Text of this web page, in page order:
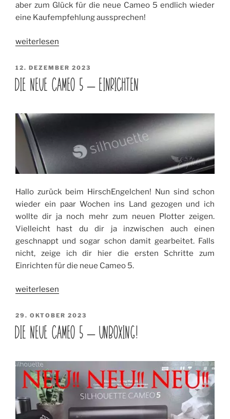
aber zum Glück für die neue Cameo 5 endlich wieder
eine Kaufempfehlung aussprechen!
„Die
Cameo
5
–
wieder
Kaufempfehlung!“
weiterlesen
VERÖFFENTLICHT
AM
12. DEZEMBER 2023
DIE NEUE CAMEO 5 – EINRICHTEN
Hallo zurück beim HirschEngelchen! Nun sind schon
wieder ein paar Wochen ins Land gezogen und ich
wollte dir ja noch mehr zum neuen Plotter zeigen.
Vielleicht hast du dir ja inzwischen auch einen
geschnappt und sogar schon damit gearbeitet. Falls
nicht, zeige ich dir hier die ersten Schritte zum
Einrichten für die neue Cameo 5.
„Die
Cameo
5
–
weiterlesen
VERÖFFENTLICHT
AM
29. OKTOBER 2023
DIE NEUE CAMEO 5 – UNBOXING!